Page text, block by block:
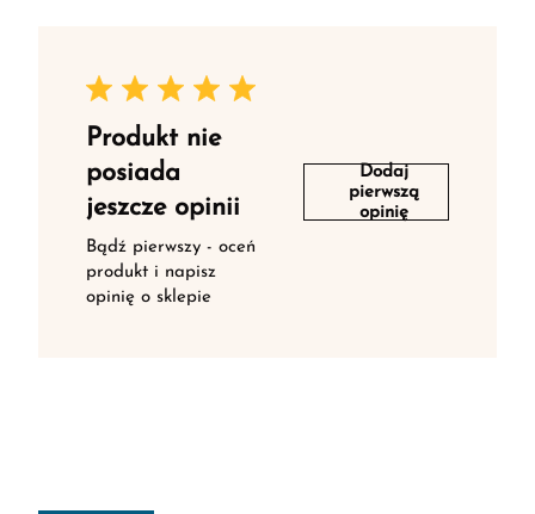
Produkt nie
posiada
jeszcze opinii
Bądź pierwszy - oceń
produkt i napisz
opinię o sklepie
Dodaj
pierwszą
opinię